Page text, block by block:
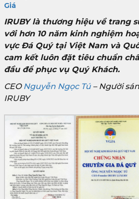
Giá
IRUBY là thương hiệu về trang
với hơn 10 năm kinh nghiệm
vực Đá Quý tại Việt Nam và
cam kết luôn đặt tiêu chuẩn
đầu để phục vụ Quý Khách.
CEONguyễn Ngọc Tú– Người
IRUBY